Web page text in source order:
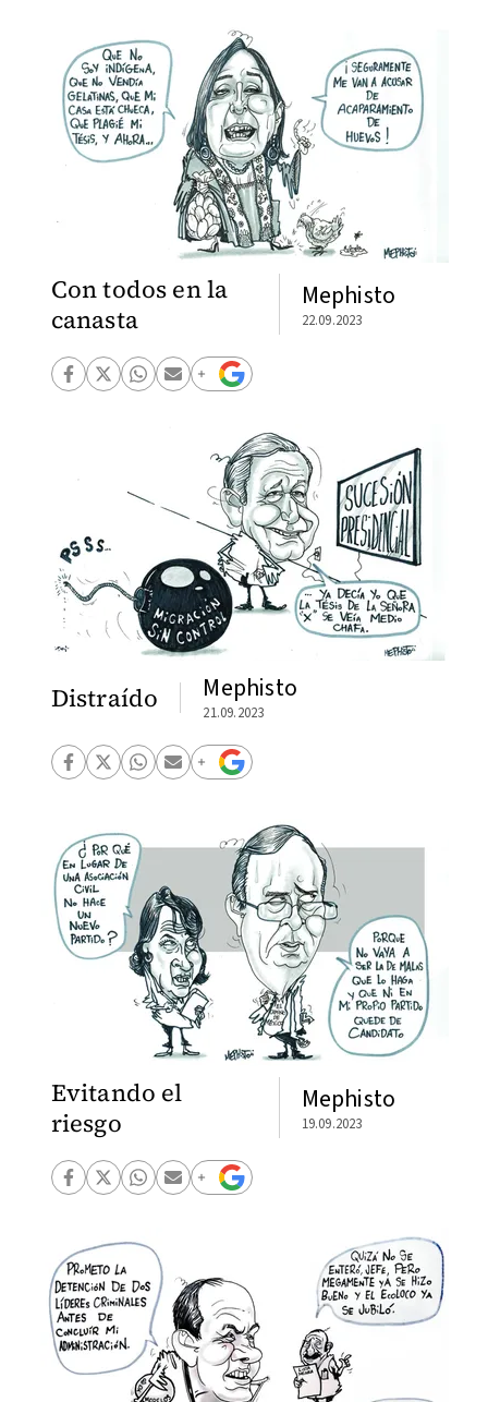
Con todos en la
canasta
Mephisto
22.09.2023
Distraído Mephisto
21.09.2023
Evitando el
riesgo
Mephisto
19.09.2023